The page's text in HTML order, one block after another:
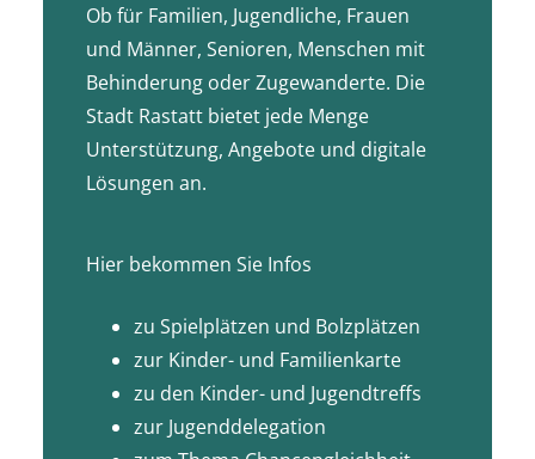
Ob für Familien, Jugendliche, Frauen
und Männer, Senioren, Menschen mit
Behinderung oder Zugewanderte. Die
Stadt Rastatt bietet jede Menge
Unterstützung, Angebote und digitale
Lösungen an.
Hier bekommen Sie Infos
zu Spielplätzen und Bolzplätzen
zur Kinder- und Familienkarte
zu den Kinder- und Jugendtreffs
zur Jugenddelegation